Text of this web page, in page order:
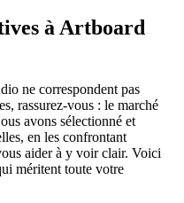
à Artboard
ne correspondent pas
rassurez-vous : le marché
avons sélectionné et
en les confrontant
aider à y voir clair. Voici
méritent toute votre